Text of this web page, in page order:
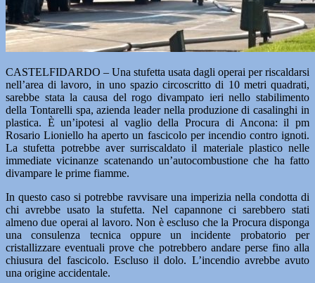
CASTELFIDARDO – Una stufetta usata dagli operai per riscaldarsi
nell’area di lavoro, in uno spazio circoscritto di 10 metri quadrati,
sarebbe stata la causa del rogo divampato ieri nello stabilimento
della Tontarelli spa, azienda leader nella produzione di casalinghi in
plastica. È un’ipotesi al vaglio della Procura di Ancona: il pm
Rosario Lioniello ha aperto un fascicolo per incendio contro ignoti.
La stufetta potrebbe aver surriscaldato il materiale plastico nelle
immediate vicinanze scatenando un’autocombustione che ha fatto
divampare le prime fiamme.
In questo caso si potrebbe ravvisare una imperizia nella condotta di
chi avrebbe usato la stufetta. Nel capannone ci sarebbero stati
almeno due operai al lavoro. Non è escluso che la Procura disponga
una consulenza tecnica oppure un incidente probatorio per
cristallizzare eventuali prove che potrebbero andare perse fino alla
chiusura del fascicolo. Escluso il dolo. L’incendio avrebbe avuto
una origine accidentale.